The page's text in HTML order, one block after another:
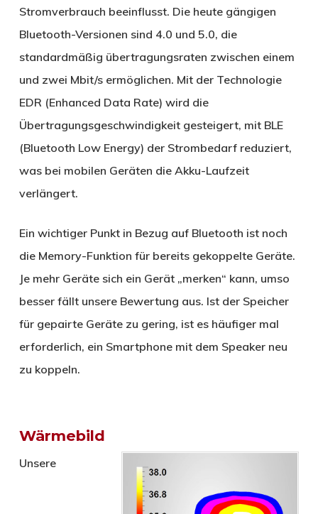
Stromverbrauch beeinflusst. Die heute gängigen
Bluetooth-Versionen sind 4.0 und 5.0, die
standardmäßig übertragungsraten zwischen einem
und zwei Mbit/s ermöglichen. Mit der Technologie
EDR (Enhanced Data Rate) wird die
Übertragungsgeschwindigkeit gesteigert, mit BLE
(Bluetooth Low Energy) der Strombedarf reduziert,
was bei mobilen Geräten die Akku-Laufzeit
verlängert.
Ein wichtiger Punkt in Bezug auf Bluetooth ist noch
die Memory-Funktion für bereits gekoppelte Geräte.
Je mehr Geräte sich ein Gerät „merken“ kann, umso
besser fällt unsere Bewertung aus. Ist der Speicher
für gepairte Geräte zu gering, ist es häufiger mal
erforderlich, ein Smartphone mit dem Speaker neu
zu koppeln.
Wärmebild
Unsere